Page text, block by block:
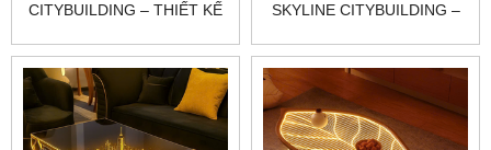
CITYBUILDING – THIẾT KẾ
GIAN SANG TRỌNG
SKYLINE CITYBUILDING –
THÀNH PHỐ ÁNH VÀNG
SANG TRỌNG